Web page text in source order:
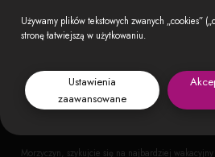
Morzyczyn, szykujcie się na najbardziej
Używamy plików tekstowych zwanych „cookies”
stronę łatwiejszą w użytkowaniu.
Ustawienia
zaawansowane